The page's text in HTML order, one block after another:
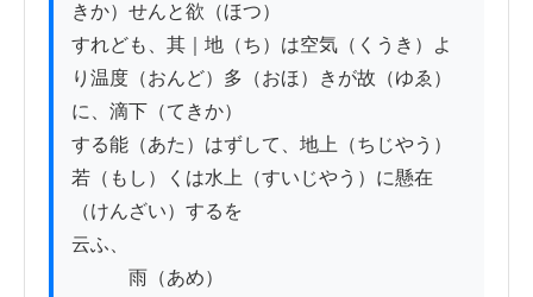
きか）せんと欲（ほつ）
すれども、其｜地（ち）は空気（くうき）よ
り温度（おんど）多（おほ）きが故（ゆゑ）
に、滴下（てきか）
する能（あた）はずして、地上（ちじやう）
若（もし）くは水上（すいじやう）に懸在
（けんざい）するを
云ふ、
雨（あめ）